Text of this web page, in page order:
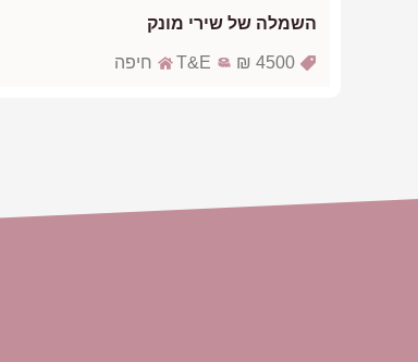
השמלה של שירי מונק
4500 ₪
T&E חיפה